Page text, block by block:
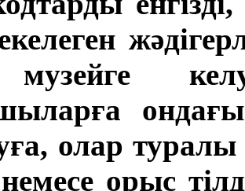
олар туралы
орыс